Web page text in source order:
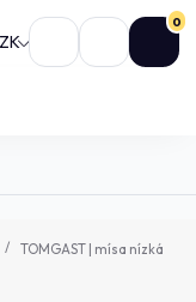
0
TOMGAST | mísa nízká